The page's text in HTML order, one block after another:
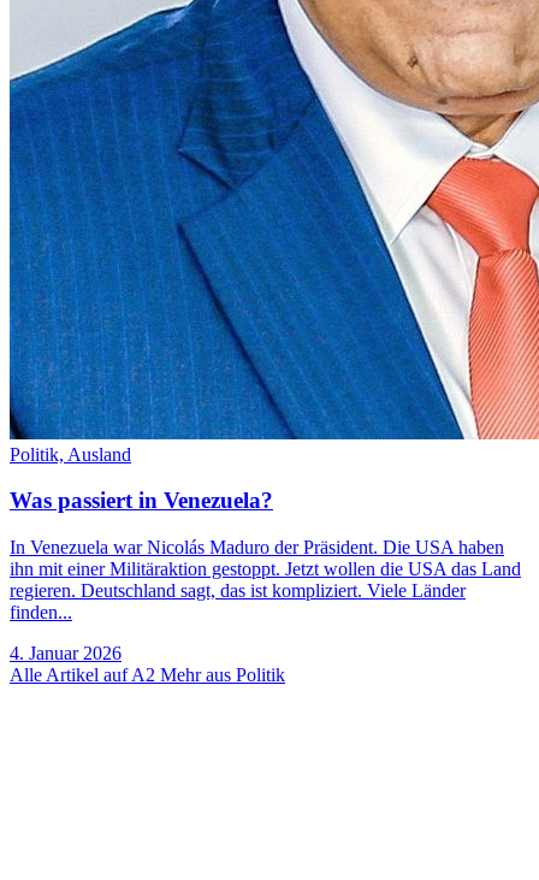
Politik, Ausland
Was passiert in Venezuela?
In Venezuela war Nicolás Maduro der Präsident. Die USA haben
ihn mit einer Militäraktion gestoppt. Jetzt wollen die USA das Land
regieren. Deutschland sagt, das ist kompliziert. Viele Länder
finden...
4. Januar 2026
Alle Artikel auf A2 Mehr aus Politik